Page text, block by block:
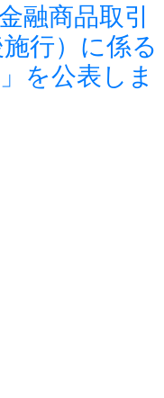
融商品取引
行）に係る
を公表しま